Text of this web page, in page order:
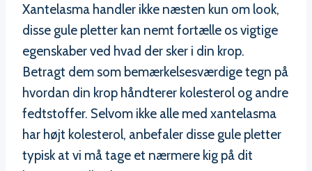
Xantelasma handler ikke næsten kun om look,
disse gule pletter kan nemt fortælle os vigtige
egenskaber ved hvad der sker i din krop.
Betragt dem som bemærkelsesværdige tegn på
hvordan din krop håndterer kolesterol og andre
fedtstoffer. Selvom ikke alle med xantelasma
har højt kolesterol, anbefaler disse gule pletter
typisk at vi må tage et nærmere kig på dit